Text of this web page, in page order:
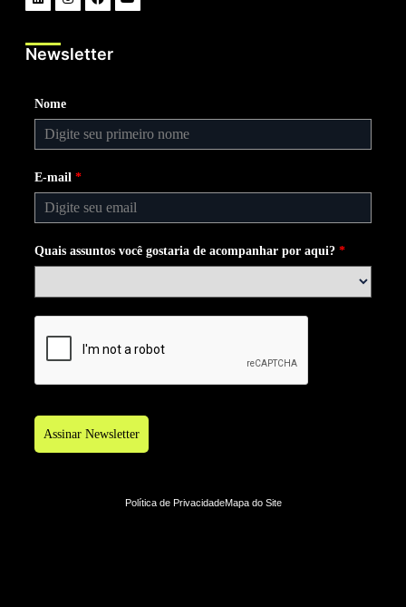
Newsletter
Nome
E-mail *
Quais assuntos você gostaria de acompanhar por aqui? *
Assinar Newsletter
Política de PrivacidadeMapa do Site